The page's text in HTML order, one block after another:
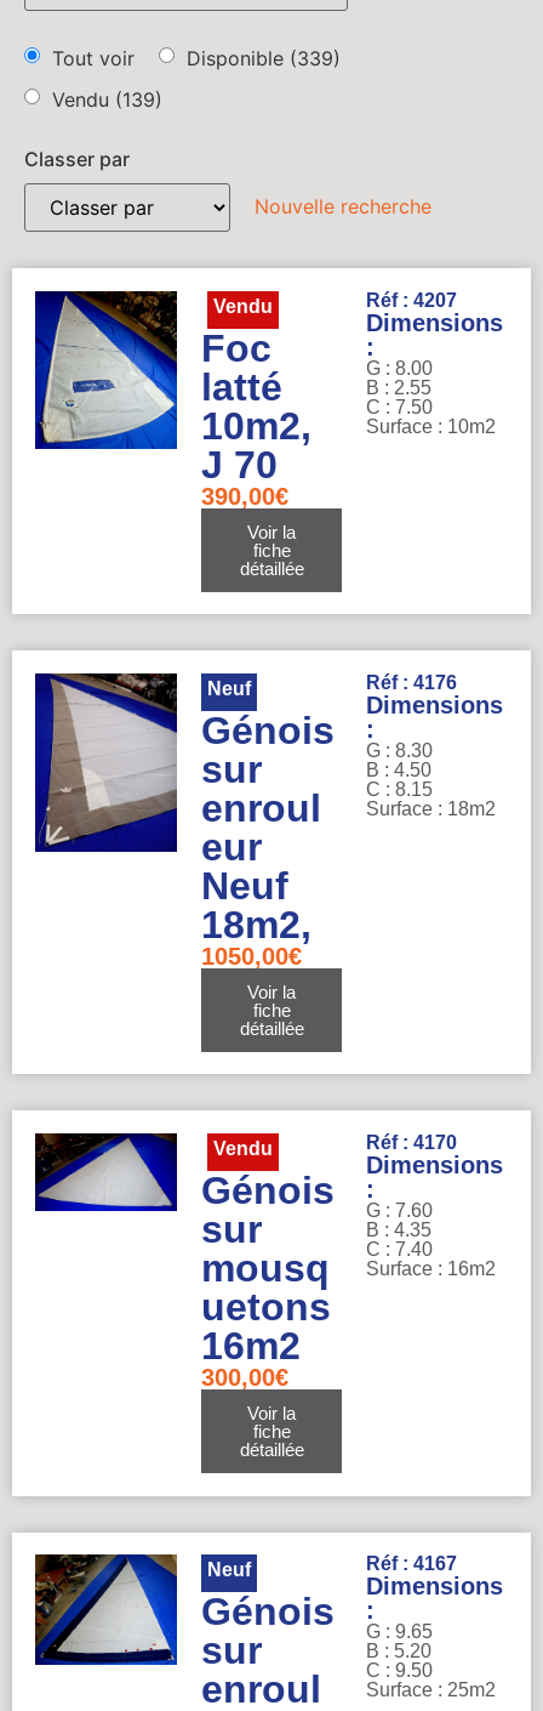
Tout voir Disponible (339)
Vendu (139)
Classer par
Nouvelle recherche
Vendu
Foc
latté
10m2,
J 70
390,00€
Voir la
fiche
détaillée
Réf : 4207
Dimensions
:
G : 8.00
B : 2.55
C : 7.50
Surface : 10m2
Neuf
Génois
sur
enroul
eur
Neuf
18m2,
1050,00€
Voir la
fiche
détaillée
Réf : 4176
Dimensions
:
G : 8.30
B : 4.50
C : 8.15
Surface : 18m2
Vendu
Génois
sur
mousq
uetons
16m2
300,00€
Voir la
fiche
détaillée
Réf : 4170
Dimensions
:
G : 7.60
B : 4.35
C : 7.40
Surface : 16m2
Neuf
Génois
sur
enroul
Réf : 4167
Dimensions
:
G : 9.65
B : 5.20
C : 9.50
Surface : 25m2